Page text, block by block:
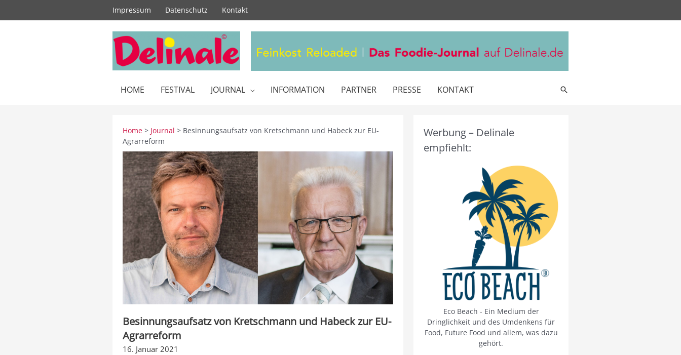
Impressum Datenschutz Kontakt
HOME FESTIVAL JOURNAL INFORMATION PARTNER PRESSE KONTAKT Suche
Home > Journal > Besinnungsaufsatz von Kretschmann und Habeck zur EU-
Agrarreform
Besinnungsaufsatz von Kretschmann und Habeck zur EU-
Agrarreform
16. Januar 2021
Werbung – Delinale
empfiehlt:
Eco Beach - Ein Medium der
Dringlichkeit und des Umdenkens für
Food, Future Food und allem, was dazu
gehört.